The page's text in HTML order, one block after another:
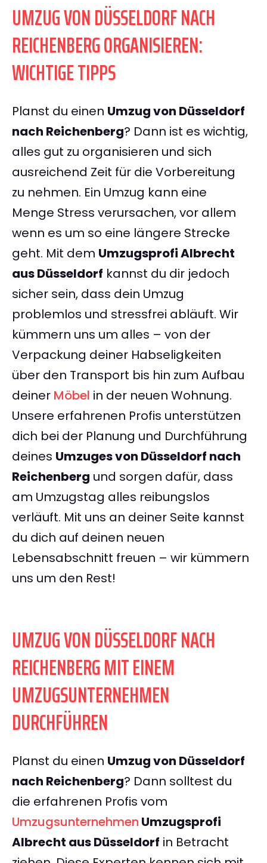
UMZUG VON DÜSSELDORF NACH
REICHENBERG ORGANISIEREN:
WICHTIGE TIPPS
Planst du einen Umzug von Düsseldorf
nach Reichenberg? Dann ist es wichtig,
alles gut zu organisieren und sich
ausreichend Zeit für die Vorbereitung
zu nehmen. Ein Umzug kann eine
Menge Stress verursachen, vor allem
wenn es um so eine längere Strecke
geht. Mit dem Umzugsprofi Albrecht
aus Düsseldorf kannst du dir jedoch
sicher sein, dass dein Umzug
problemlos und stressfrei abläuft. Wir
kümmern uns um alles – von der
Verpackung deiner Habseligkeiten
über den Transport bis hin zum Aufbau
deiner Möbel in der neuen Wohnung.
Unsere erfahrenen Profis unterstützen
dich bei der Planung und Durchführung
deines Umzuges von Düsseldorf nach
Reichenberg und sorgen dafür, dass
am Umzugstag alles reibungslos
verläuft. Mit uns an deiner Seite kannst
du dich auf deinen neuen
Lebensabschnitt freuen – wir kümmern
uns um den Rest!
UMZUG VON DÜSSELDORF NACH
REICHENBERG MIT EINEM
UMZUGSUNTERNEHMEN
DURCHFÜHREN
Planst du einen Umzug von Düsseldorf
nach Reichenberg? Dann solltest du
die erfahrenen Profis vom
Umzugsunternehmen Umzugsprofi
Albrecht aus Düsseldorf in Betracht